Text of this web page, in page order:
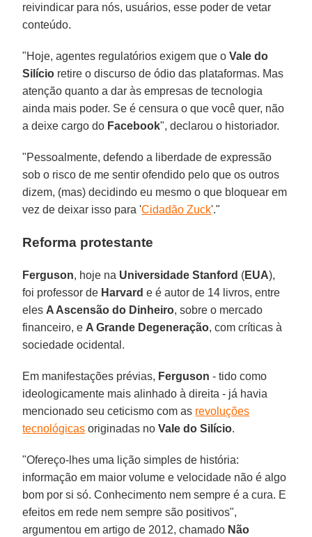
reivindicar para nós, usuários, esse poder de vetar
conteúdo.
"Hoje, agentes regulatórios exigem que oVale do
Silício retire o discurso de ódio das plataformas. Mas
atenção quanto a dar às empresas de tecnologia
ainda mais poder. Se é censura o que você quer, não
a deixe cargo do Facebook", declarou o historiador.
"Pessoalmente, defendo a liberdade de expressão
sob o risco de me sentir ofendido pelo que os outros
dizem, (mas) decidindo eu mesmo o que bloquear em
vez de deixar isso para 'Cidadão Zuck'."
Reforma protestante
Ferguson, hoje na Universidade Stanford (EUA),
foi professor de Harvard e é autor de 14 livros, entre
eles A Ascensão do Dinheiro, sobre o mercado
financeiro, e A Grande Degeneração, com críticas à
sociedade ocidental.
Em manifestações prévias, Ferguson - tido como
ideologicamente mais alinhado à direita - já havia
mencionado seu ceticismo com as revoluções
tecnológicas originadas noVale do Silício.
"Ofereço-lhes uma lição simples de história:
informação em maior volume e velocidade não é algo
bom por si só. Conhecimento nem sempre é a cura. E
efeitos em rede nem sempre são positivos",
argumentou em artigo de 2012, chamado Não